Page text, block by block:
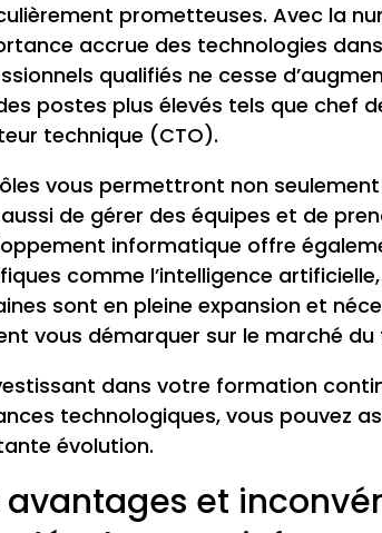
prometteuses. Avec la
accrue des technologies
qualifiés ne cesse
postes plus élevés tels que chef
technique (CTO).
vous permettront non
de gérer des équipes et de
informatique offre
comme l’intelligence
sont en pleine expansion et
vous démarquer sur le marché du
dans votre formation
technologiques, vous pouvez
évolution.
avantages et